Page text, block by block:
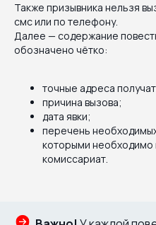
Также призывника нельзя
смс или по телефону.
Далее — содержание
обозначено чётко:
точные адреса
причина вызова;
дата явки;
перечень
которыми необходимо
комиссариат.